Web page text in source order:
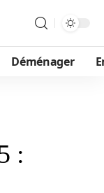
Déménager
: